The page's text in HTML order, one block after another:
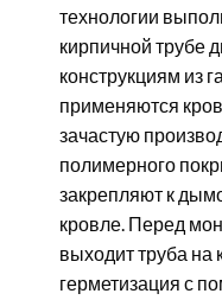
технологии
кирпичной трубе
конструкциям из
применяются
зачастую
полимерного
закрепляют к
кровле. Перед
выходит труба на
герметизация с